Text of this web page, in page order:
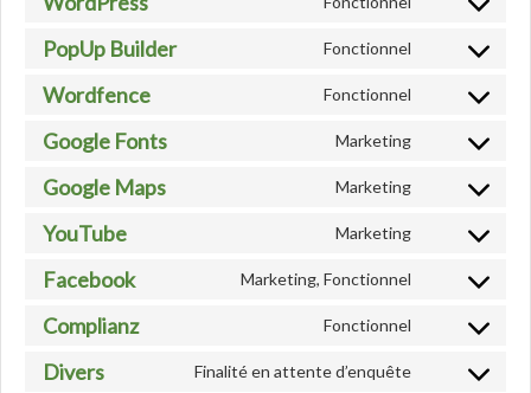
recaptcha
Consent
service
PopUp Builder Fonctionnel
Consent
service
builder
Wordfence Fonctionnel
Consent
service
Google Fonts Marketing
Consent
service
Google Maps Marketing
Consent
service
YouTube Marketing
Consent
service
Facebook Marketing, Fonctionnel
Consent
service
Complianz Fonctionnel
Consent
service
Divers Finalité en attente d’enquête
Consent